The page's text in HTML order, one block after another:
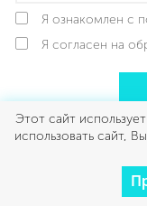
Я ознакомлен с
Я согласен на
Этот сайт
использовать сайт,